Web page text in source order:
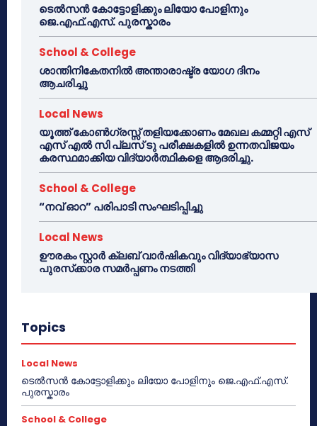
ടെൽസൻ കോട്ടോളിക്കും ലിയോ പോളിനും
ജെ.എഫ്.എസ്. പുരസ്കാരം
School & College
ശാന്തിനികേതനിൽ അന്താരാഷ്ട്ര യോഗ ദിനം
ആചരിച്ചു
Local News
യൂത്ത് കോൺഗ്രസ്സ് തളിയക്കോണം മേഖല കമ്മറ്റി എസ്
എസ് എൽ സി പ്ലസ് ടു പരീക്ഷകളിൽ ഉന്നതവിജയം
കരസ്ഥമാക്കിയ വിദ്യാർത്ഥികളെ ആദരിച്ചു.
School & College
“നവ് ഓറ” പരിപാടി സംഘടിപ്പിച്ചു
Local News
ഊരകം സ്റ്റാർ ക്ലബ് വാർഷികവും വിദ്യാഭ്യാസ
പുരസ്‌ക്കാര സമർപ്പണം നടത്തി
Topics
Local News
ടെൽസൻ കോട്ടോളിക്കും ലിയോ പോളിനും ജെ.എഫ്.എസ്.
പുരസ്കാരം
School & College